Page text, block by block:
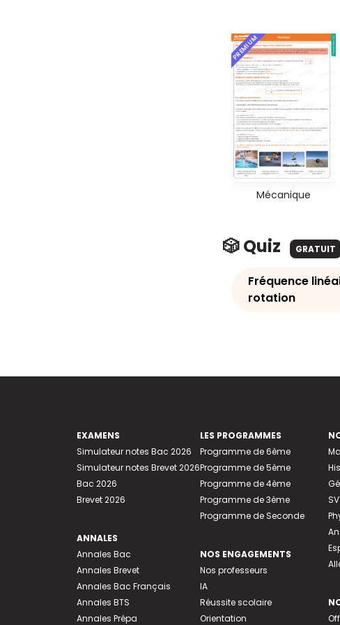
PREMIUM
Mécanique
🎲 Quiz GRATUIT
Fréquence
rotation
EXAMENS
Simulateur notes Bac 2026
Simulateur notes Brevet 2026
Bac 2026
Brevet 2026
ANNALES
Annales Bac
Annales Brevet
Annales Bac Français
Annales BTS
Annales Prépa
LES PROGRAMMES
Programme de 6ème
Programme de 5ème
Programme de 4ème
Programme de 3ème
Programme de Seconde
NOS ENGAGEMENTS
Nos professeurs
IA
Réussite scolaire
Orientation